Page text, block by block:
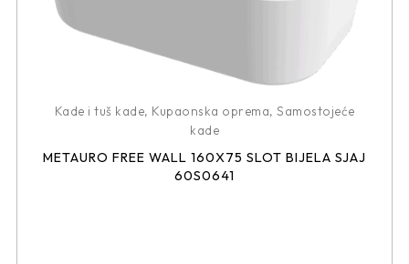
Kade i tuš kade, Kupaonska oprema, Samostojeće
kade
METAURO FREE WALL 160X75 SLOT BIJELA SJAJ
60S0641